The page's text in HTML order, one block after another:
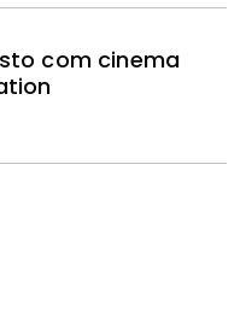
com cinema